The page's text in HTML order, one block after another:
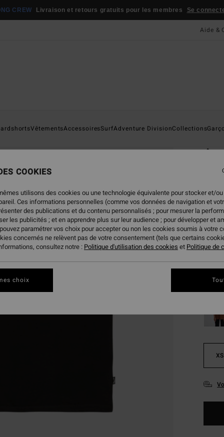
CREW Livraison et retours gratuits pour les membres Se
Aide &
VêtementsAccessoiresSurfAdventure DivisionCollections
T-
XS
COOKIES
utilisons des cookies ou une technologie équivalente pour stocker et/
Ces informations personnelles (comme vos données de navigation et
des publications et du contenu personnalisés ; pour mesurer la
les publicités ; et en apprendre plus sur leur audience ; pour développer et
paramétrer vos choix pour accepter ou non les cookies soumis à votre
concernés ne relèvent pas de votre consentement (tels que certains
consultez notre : Politique d'utilisation des cookies et Politique de
choix